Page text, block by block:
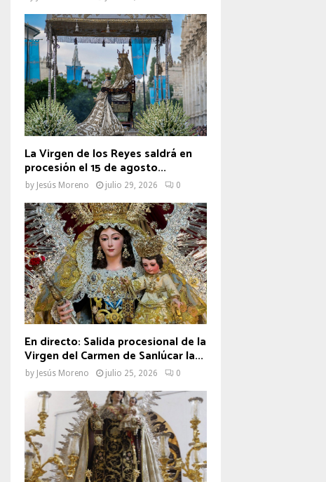
La Virgen de los Reyes saldrá en
procesión el 15 de agosto...
by Jesús Moreno julio 29, 2026 0
En directo: Salida procesional de la
Virgen del Carmen de Sanlúcar la...
by Jesús Moreno julio 25, 2026 0